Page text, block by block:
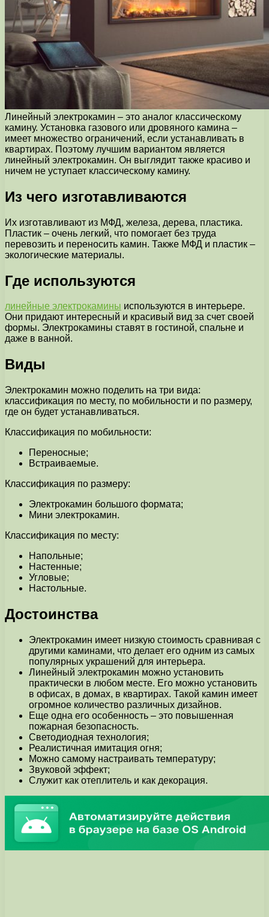
Линейный электрокамин – это аналог классическому
камину. Установка газового или дровяного камина –
имеет множество ограничений, если устанавливать в
квартирах. Поэтому лучшим вариантом является
линейный электрокамин. Он выглядит также красиво и
ничем не уступает классическому камину.
Из чего изготавливаются
Их изготавливают из МФД, железа, дерева, пластика.
Пластик – очень легкий, что помогает без труда
перевозить и переносить камин. Также МФД и пластик –
экологические материалы.
Где используются
линейные электрокамины используются в интерьере.
Они придают интересный и красивый вид за счет своей
формы. Электрокамины ставят в гостиной, спальне и
даже в ванной.
Виды
Электрокамин можно поделить на три вида:
классификация по месту, по мобильности и по размеру,
где он будет устанавливаться.
Классификация по мобильности:
Переносные;
Встраиваемые.
Классификация по размеру:
Электрокамин большого формата;
Мини электрокамин.
Классификация по месту:
Напольные;
Настенные;
Угловые;
Настольные.
Достоинства
Электрокамин имеет низкую стоимость сравнивая с
другими каминами, что делает его одним из самых
популярных украшений для интерьера.
Линейный электрокамин можно установить
практически в любом месте. Его можно установить
в офисах, в домах, в квартирах. Такой камин имеет
огромное количество различных дизайнов.
Еще одна его особенность – это повышенная
пожарная безопасность.
Светодиодная технология;
Реалистичная имитация огня;
Можно самому настраивать температуру;
Звуковой эффект;
Служит как отеплитель и как декорация.